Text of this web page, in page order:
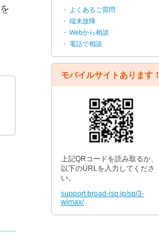
・ よくあるご質問
・ 端末故障
・ Webから相談
・ 電話で相談
モバイルサイトあります！
上記QRコードを読み取るか、
以下のURLを入力してくださ
い。
support.broad-isp.jp/sp/3-
wimax/